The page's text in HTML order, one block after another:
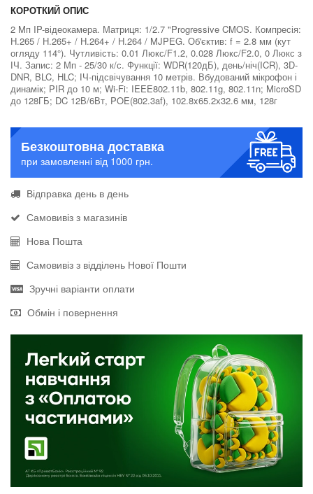
КОРОТКИЙ ОПИС
2 Mп IP-відеокамера. Матриця: 1/2.7 "Progressive CMOS. Компресія:
H.265 / H.265+ / H.264+ / H.264 / MJPEG. Об'єктив: f = 2.8 мм (кут
огляду 114°). Чутливість: 0.01 Люкс/F1.2, 0.028 Люкс/F2.0, 0 Люкс з
ІЧ. Запис: 2 Мп - 25/30 к/с. Функції: WDR(120дБ), день/ніч(ICR), 3D-
DNR, BLC, HLC; ІЧ-підсвічування 10 метрів. Вбудований мікрофон і
динамік; PIR до 10 м; Wi-Fi: IEEE802.11b, 802.11g, 802.11n; MicroSD
до 128ГБ; DC 12В/6Вт, POE(802.3af), 102.8x65.2х32.6 мм, 128г
Безкоштовна доставка
при замовленні від 1000 грн.
Відправка день в день
Самовивіз з магазинів
Нова Пошта
Самовивіз з відділень Нової Пошти
Зручні варіанти оплати
Обмін і повернення